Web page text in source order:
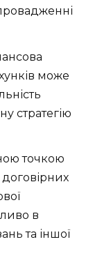
може
стратегію
точкою
в
та іншої